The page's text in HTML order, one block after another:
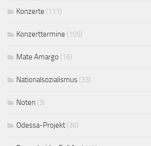
Konzerte (111)
Konzerttermine (105)
Mate Amargo (16)
Nationalsozialismus (33)
Noten (3)
Odessa-Projekt (36)